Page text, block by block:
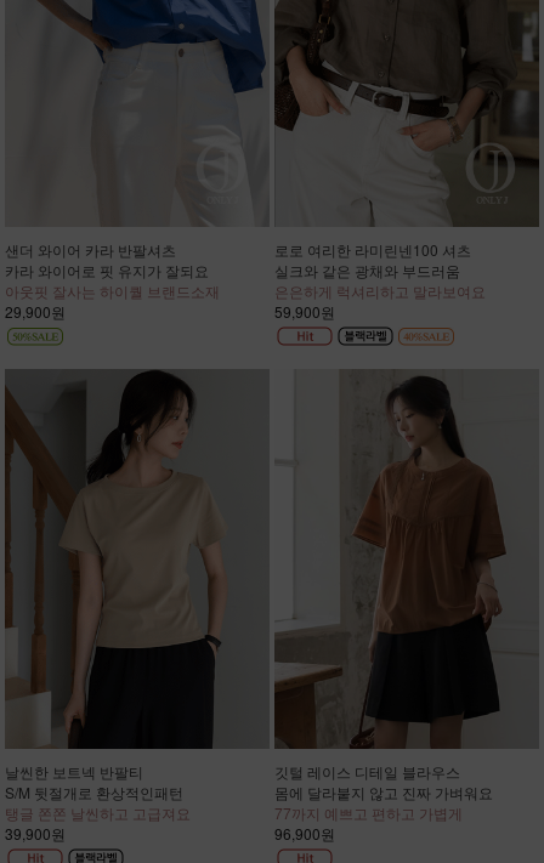
샌더 와이어 카라 반팔셔츠
카라 와이어로 핏 유지가 잘되요
아웃핏 잘사는 하이퀄 브랜드소재
29,900원
로로 여리한 라미린넨100 셔츠
실크와 같은 광채와 부드러움
은은하게 럭셔리하고 말라보여요
59,900원
날씬한 보트넥 반팔티
S/M 뒷절개로 환상적인패턴
탱글 쫀쫀 날씬하고 고급져요
39,900원
깃털 레이스 디테일 블라우스
몸에 달라붙지 않고 진짜 가벼워요
77까지 예쁘고 편하고 가볍게
96,900원